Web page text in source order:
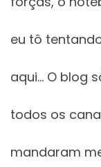
eu tô
aqui… O blog
todos os
mandaram